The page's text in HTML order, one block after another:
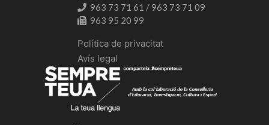
963 73 71 61 / 963 73 71 09
963 95 20 99
Política de privacitat
Avís legal